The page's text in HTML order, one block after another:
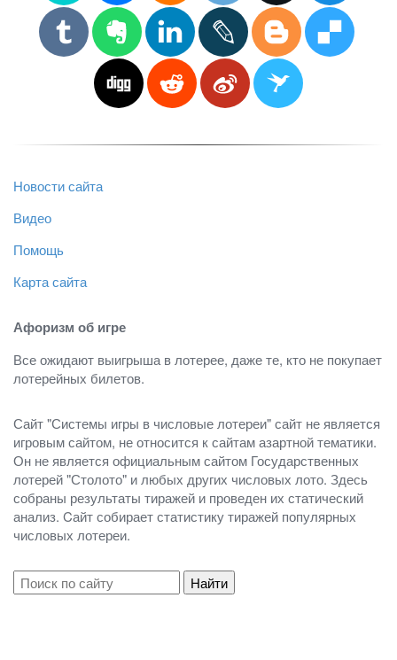
Новости сайта
Видео
Помощь
Карта сайта
Афоризм об игре
Все ожидают выигрыша в лотерее, даже те, кто не покупает
лотерейных билетов.
Сайт "Системы игры в числовые лотереи" сайт не является
игровым сайтом, не относится к сайтам азартной тематики.
Он не является официальным сайтом Государственных
лотерей "Столото" и любых других числовых лото. Здесь
собраны результаты тиражей и проведен их статический
анализ. Cайт собирает статистику тиражей популярных
числовых лотереи.